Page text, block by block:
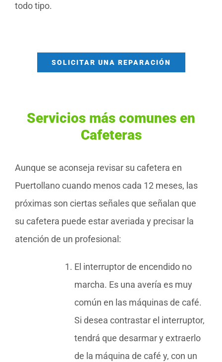
todo tipo.
SOLICITAR UNA REPARACIÓN
Servicios más comunes en
Cafeteras
Aunque se aconseja revisar su cafetera en
Puertollano cuando menos cada 12 meses, las
próximas son ciertas señales que señalan que
su cafetera puede estar averiada y precisar la
atención de un profesional:
El interruptor de encendido no
marcha. Es una avería es muy
común en las máquinas de café.
Si desea contrastar el interruptor,
tendrá que desarmar y extraerlo
de la máquina de café y, con un